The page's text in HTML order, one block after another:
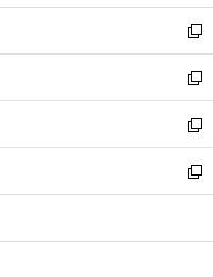
開
く
ウ
で
開
く
ン
ド
ウ
で
開
く
ウ
ィ
ン
ド
ウ
で
開
く
し
い
ウ
ィ
ン
ド
ウ
で
開
新
し
い
ウ
ィ
ン
ド
ウ
開
新
し
い
ウ
ィ
ン
ウ
新
し
い
ウ
ン
新
し
ウ